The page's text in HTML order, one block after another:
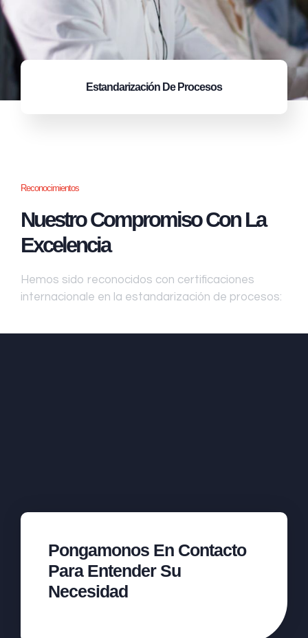
Estandarización De Procesos
Reconocimientos
Nuestro Compromiso Con La
Excelencia
Hemos sido reconocidos con certificaciones
internacionale en la estandarización de procesos:
Pongamonos En Contacto
Para Entender Su
Necesidad